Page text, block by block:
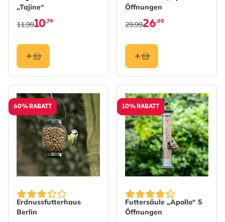
„Tajine“
10,79
11,99
Öffnungen
26,99
29,99
60% RABATT
Erdnussfutterhaus
Berlin
The price depends on the options chosen on the
10% RABATT
Futtersäule „Apollo“ 5
Öffnungen